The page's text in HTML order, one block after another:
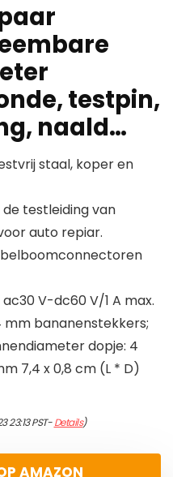
testpin,
naald…
staal, koper en
de testleiding van
auto repiar.
V-dc60 V/1 A max.
mm bananenstekkers;
dopje: 4
7,4 x 0,8 cm (L * D)
PST-Details)
AMAZON